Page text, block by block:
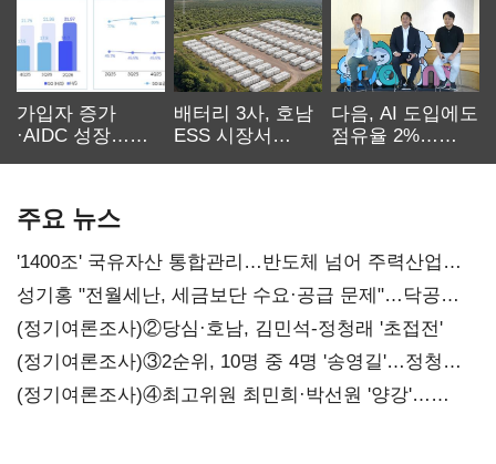
가입자 증가
·AIDC 성장…
배터리 3사, 호남
ESS 시장서
다음, AI 도입에도
점유율 2%…
주요 뉴스
'1400조' 국유자산 통합관리…반도체 넘어 주력산업
구조혁신
성기홍 "전월세난, 세금보단 수요·공급 문제"…닥공
시사
(정기여론조사)②당심·호남, 김민석-정청래 '초접전'
(정기여론조사)③2순위, 10명 중 4명 '송영길'…정청래
'한 자릿수'
(정기여론조사)④최고위원 최민희·박선원 '양강'…